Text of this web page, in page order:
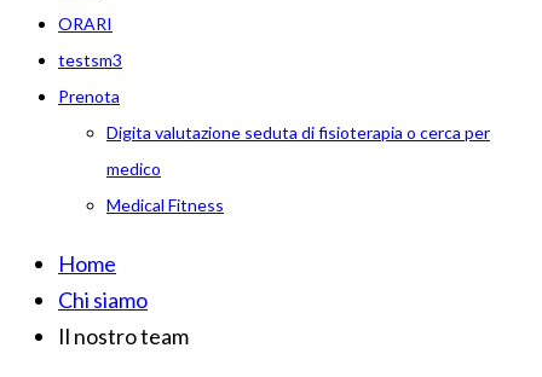
ORARI
testsm3
Prenota
Digita valutazione seduta di fisioterapia o cerca per
medico
Medical Fitness
Home
Chi siamo
Il nostro team